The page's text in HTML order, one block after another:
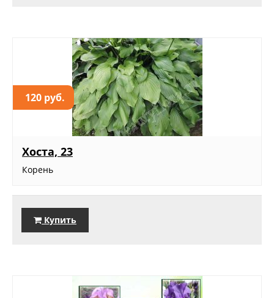
120 руб.
Хоста, 23
Корень
Купить